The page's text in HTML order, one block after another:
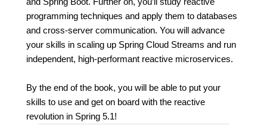
programming techniques and apply them to databases
and cross-server communication. You will advance
your skills in scaling up Spring Cloud Streams and run
independent, high-performant reactive microservices.
By the end of the book, you will be able to put your
skills to use and get on board with the reactive
revolution in Spring 5.1!